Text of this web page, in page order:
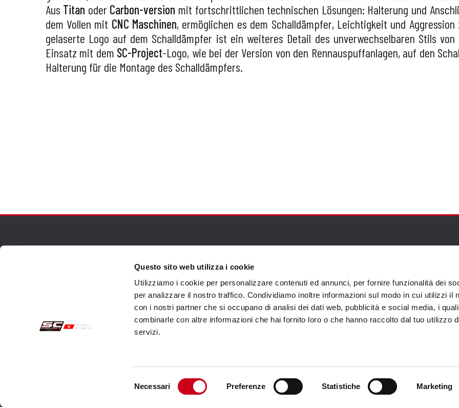
Questo sito web utilizza i cookie
Utilizziamo i cookie per personalizzare contenuti ed annunci, per fornire funzionalità dei
per analizzare il nostro traffico. Condividiamo inoltre informazioni sul modo in cui utilizzi il
con i nostri partner che si occupano di analisi dei dati web, pubblicità e social media, i
combinarle con altre informazioni che hai fornito loro o che hanno raccolto dal tuo utilizzo
servizi.
Necessari Preferenze Statistiche Marketing
Aus Titan oder Carbon-version mit fortschrittlichen technischen Lösungen: Halterung und
dem Vollen mit CNC Maschinen, ermöglichen es dem Schalldämpfer, Leichtigkeit und
gelaserte Logo auf dem Schalldämpfer ist ein weiteres Detail des unverwechselbaren Stils von
Einsatz mit dem SC-Project-Logo, wie bei der Version von den Rennauspuffanlagen, auf den
Halterung für die Montage des Schalldämpfers.
Sichere Aufträge
Garantie
Kundendienst
Sendung
Kontakte